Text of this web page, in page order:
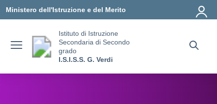
Ministero dell'Istruzione e del Merito
Istituto di Istruzione
Secondaria di Secondo
grado
I.S.I.S.S. G. Verdi